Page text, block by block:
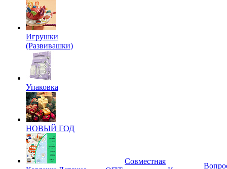
Игрушки
(Развивашки)
Упаковка
НОВЫЙ ГОД
Совместная